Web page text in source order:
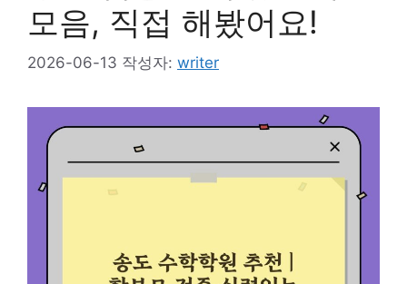
모음, 직접 해봤어요!
2026-06-13 작성자: writer